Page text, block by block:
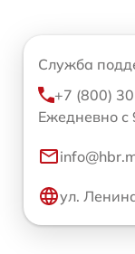
Служба
+7 (800)
Ежедневно с
ул.